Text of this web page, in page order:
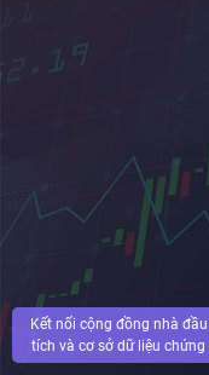
Kết nối cộng đồng nhà
tích và cơ sở dữ liệu